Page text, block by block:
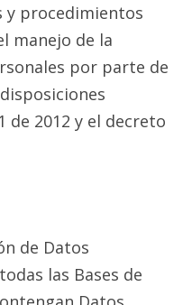
y procedimientos
manejo de la
por parte de
disposiciones
de 2012 y el decreto
de Datos
las Bases de